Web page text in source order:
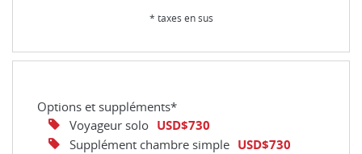
* taxes en sus
Options et suppléments*
Voyageur solo USD$730
Supplément chambre simple USD$730